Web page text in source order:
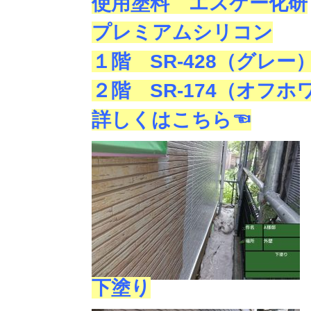
プレミアムシリコン
１階 SR-428（グレー）
２階 SR-174（オフホ
詳しくはこちら☜
下塗り